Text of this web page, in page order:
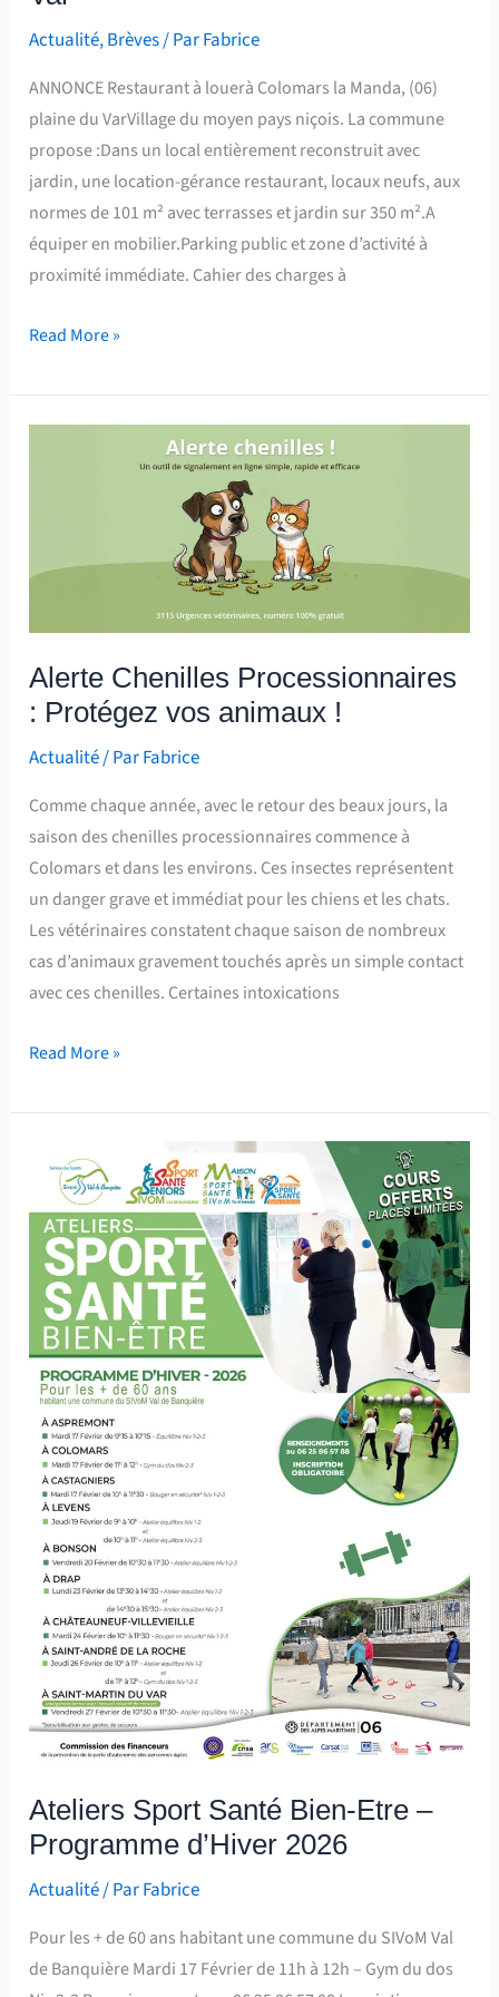
Actualité,Brèves/ ParFabrice
ANNONCE Restaurant à louerà Colomars la Manda, (06)
plaine du VarVillage du moyen pays niçois. La commune
propose :Dans un local entièrement reconstruit avec
jardin, une location-gérance restaurant, locaux neufs, aux
normes de 101 m² avec terrasses et jardin sur 350 m².A
équiper en mobilier.Parking public et zone d’activité à
proximité immédiate. Cahier des charges à
Read More »
Alerte Chenilles Processionnaires
: Protégez vos animaux !
Actualité/ ParFabrice
Comme chaque année, avec le retour des beaux jours, la
saison des chenilles processionnaires commence à
Colomars et dans les environs. Ces insectes représentent
un danger grave et immédiat pour les chiens et les chats.
Les vétérinaires constatent chaque saison de nombreux
cas d’animaux gravement touchés après un simple contact
avec ces chenilles. Certaines intoxications
Protégez
Read More »
Ateliers Sport Santé Bien-Etre –
Programme d’Hiver 2026
Actualité/ ParFabrice
Pour les + de 60 ans habitant une commune du SIVoM Val
de Banquière Mardi 17 Février de 11h à 12h – Gym du dos
Ateliers
Sport
Santé
Bien-
Etre
Programme
d’Hiver
2026